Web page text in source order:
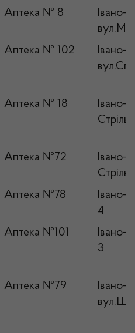
Аптека № 8
Івано-
Аптека № 102
Івано-
Аптека № 18
Івано-
Аптека №72
Івано-
Аптека №78
Івано-
4
Аптека №101
Івано-
3
Аптека №79
Івано-